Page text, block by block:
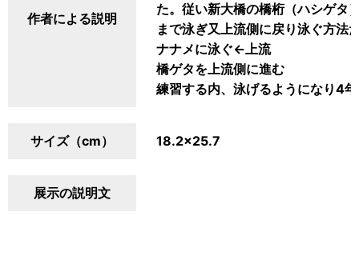
作者による説明
た。従い新大橋の橋桁（ハシゲタ
まで泳ぎ又上流側に戻り泳ぐ方法
ナナメに泳ぐ←上流
橋ゲタを上流側に進む
練習する内、泳げるようになり4
サイズ（cm） 18.2×25.7
展示の説明文